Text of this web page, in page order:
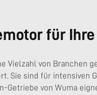
für Ihre
von Branchen
Sie sind für intensiven
von Wuma